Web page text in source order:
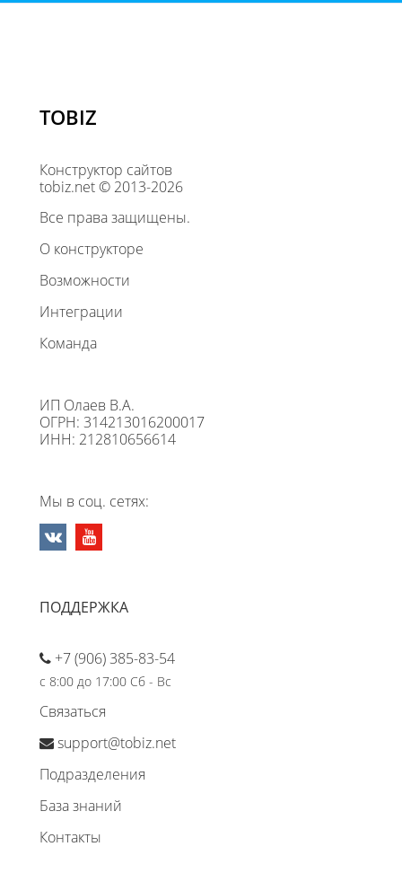
TOBIZ
Конструктор сайтов
tobiz.net © 2013-2026
Все права защищены.
О конструкторе
Возможности
Интеграции
Команда
ИП Олаев В.А.
ОГРН: 314213016200017
ИНН: 212810656614
Мы в соц. сетях:
ПОДДЕРЖКА
+7 (906) 385-83-54
с 8:00 до 17:00 Сб - Вс
Связаться
support@tobiz.net
Подразделения
База знаний
Контакты